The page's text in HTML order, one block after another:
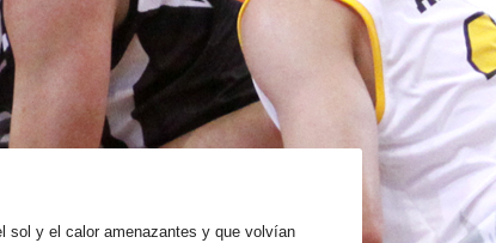
sol y el calor amenazantes y que volvían